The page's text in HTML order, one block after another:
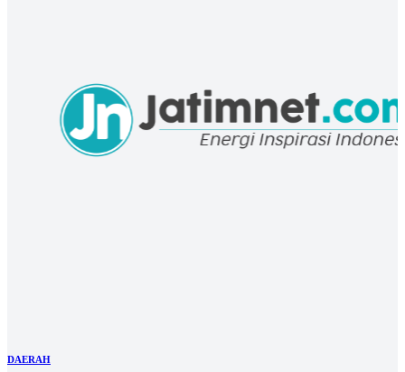
Dump Truk Terjun ke Sungai di Kawasan Jembatan Bendung
Mojokerto
06 Aug 2026 06:00 UTC